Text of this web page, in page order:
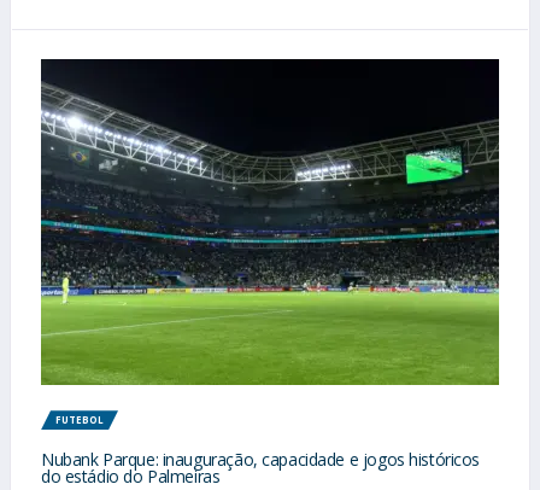
FUTEBOL
Nubank Parque: inauguração, capacidade e jogos históricos
do estádio do Palmeiras